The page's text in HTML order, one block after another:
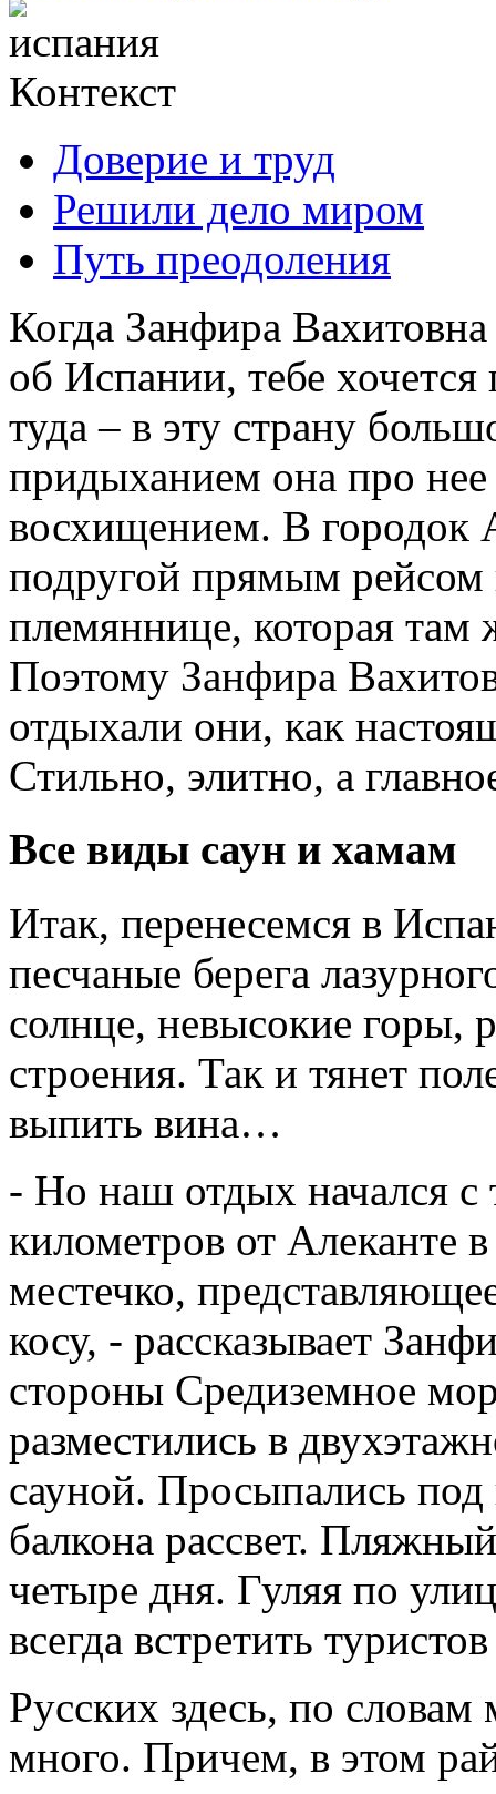
Контекст
Доверие и труд
Решили дело миром
Путь преодоления
Когда Занфира
об Испании, тебе
туда – в эту страну
придыханием она про нее
восхищением. В городок
подругой прямым рейсом
племяннице, которая там
Поэтому Занфира
отдыхали они, как
Стильно, элитно, а
Все виды саун и хамам
Итак, перенесемся в
песчаные берега
солнце, невысокие горы,
строения. Так и тянет
выпить вина…
- Но наш отдых начался с
километров от Алеканте
местечко,
косу, - рассказывает
стороны Средиземное
разместились в
сауной. Просыпались
балкона рассвет.
четыре дня. Гуляя по
всегда встретить
Русских здесь, по
много. Причем, в этом